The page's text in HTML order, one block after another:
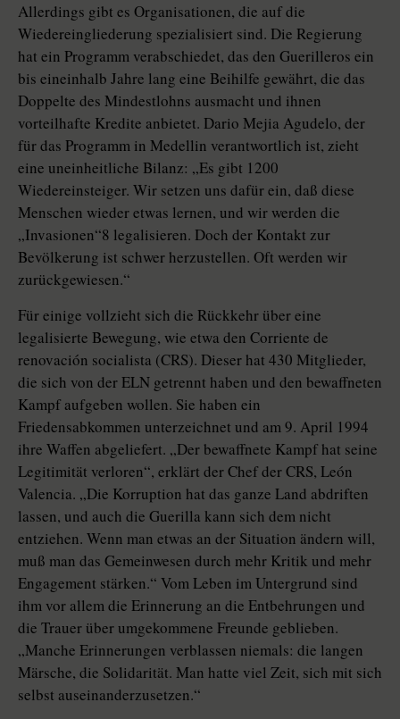
Allerdings gibt es Organisationen, die auf die
Wiedereingliederung spezialisiert sind. Die Regierung
hat ein Programm verabschiedet, das den Guerilleros ein
bis eineinhalb Jahre lang eine Beihilfe gewährt, die das
Doppelte des Mindestlohns ausmacht und ihnen
vorteilhafte Kredite anbietet. Dario Mejia Agudelo, der
für das Programm in Medellin verantwortlich ist, zieht
eine uneinheitliche Bilanz: „Es gibt 1200
Wiedereinsteiger. Wir setzen uns dafür ein, daß diese
Menschen wieder etwas lernen, und wir werden die
„Invasionen“8 legalisieren. Doch der Kontakt zur
Bevölkerung ist schwer herzustellen. Oft werden wir
zurückgewiesen.“
Für einige vollzieht sich die Rückkehr über eine
legalisierte Bewegung, wie etwa den Corriente de
renovación socialista (CRS). Dieser hat 430 Mitglieder,
die sich von der ELN getrennt haben und den bewaffneten
Kampf aufgeben wollen. Sie haben ein
Friedensabkommen unterzeichnet und am 9. April 1994
ihre Waffen abgeliefert. „Der bewaffnete Kampf hat seine
Legitimität verloren“, erklärt der Chef der CRS, León
Valencia. „Die Korruption hat das ganze Land abdriften
lassen, und auch die Guerilla kann sich dem nicht
entziehen. Wenn man etwas an der Situation ändern will,
muß man das Gemeinwesen durch mehr Kritik und mehr
Engagement stärken.“ Vom Leben im Untergrund sind
ihm vor allem die Erinnerung an die Entbehrungen und
die Trauer über umgekommene Freunde geblieben.
„Manche Erinnerungen verblassen niemals: die langen
Märsche, die Solidarität. Man hatte viel Zeit, sich mit sich
selbst auseinanderzusetzen.“